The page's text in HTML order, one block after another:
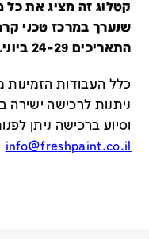
שנערך במרכז טכני
התאריכים 24-29 ביוני.
כלל העבודות
ניתנות לרכישה ישירה
וסיוע ברכישה ניתן
info@freshpaint.co.il